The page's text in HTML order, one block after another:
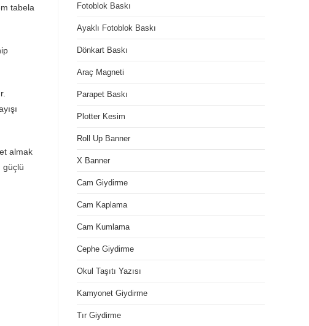
tabela
almak
güçlü
Fotoblok Baskı
Ayaklı Fotoblok Baskı
Dönkart Baskı
Araç Magneti
Parapet Baskı
Plotter Kesim
Roll Up Banner
X Banner
Cam Giydirme
Cam Kaplama
Cam Kumlama
Cephe Giydirme
Okul Taşıtı Yazısı
Kamyonet Giydirme
Tır Giydirme